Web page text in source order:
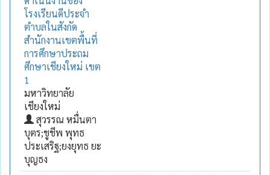
โรงเรียนดีประจำ
ตำบลในสังกัด
สำนักงานเขตพื้นที่
การศึกษาประถม
ศึกษาเชียงใหม่ เขต
1
มหาวิทยาลัย
เชียงใหม่
สุวรรณ หมื่นตา
บุตร;ชูชีพ พุทธ
ประเสริฐ;ยงยุทธ ยะ
บุญธง